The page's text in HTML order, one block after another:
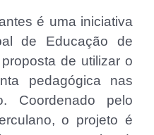
é uma iniciativa
de Educação de
de utilizar o
pedagógica nas
Coordenado pelo
o projeto é